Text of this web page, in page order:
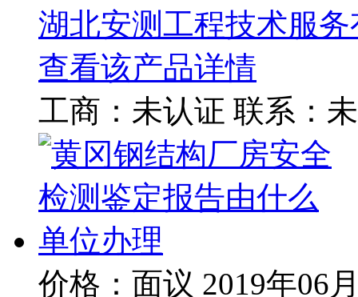
湖北安测工程技术服
查看该产品详情
工商： 未认证 联系：
价格：面议 2019年06